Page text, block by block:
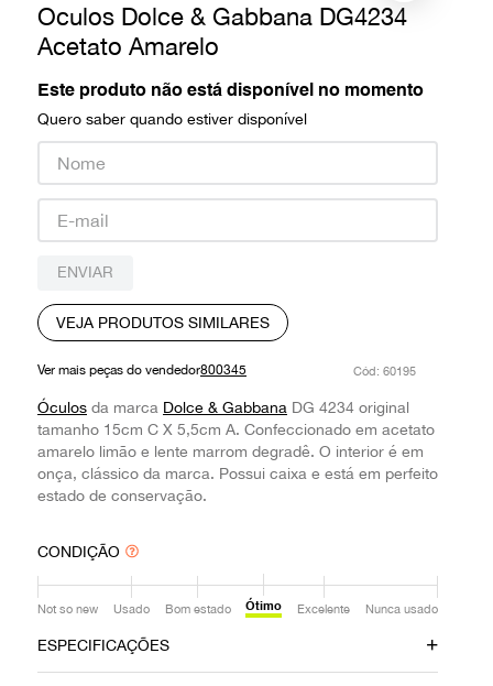
Oculos Dolce & Gabbana DG4234
Acetato Amarelo
Este produto não está disponível no momento
Quero saber quando estiver disponível
ENVIAR
VEJA PRODUTOS SIMILARES
Ver mais peças do vendedor800345 : 60195
Óculos da marca Dolce & Gabbana DG 4234 original
tamanho 15cm C X 5,5cm A. Confeccionado em acetato
amarelo limão e lente marrom degradê. O interior é em
onça, clássico da marca. Possui caixa e está em perfeito
estado de conservação.
CONDIÇÃO
Not so new Usado Bom estado Ótimo Excelente Nunca usado
ESPECIFICAÇÕES
vestido
gucci
valentino
paula raia
burberry
prada
louis vuitton